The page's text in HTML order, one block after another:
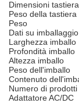
Dimensioni
Peso della tastiera
Peso
Dati su imballaggio
Larghezza imballo
Profondità imballo
Altezza imballo
Peso dell'imballo
Contenuto
Numero di prodotti
Adattatore AC/DC